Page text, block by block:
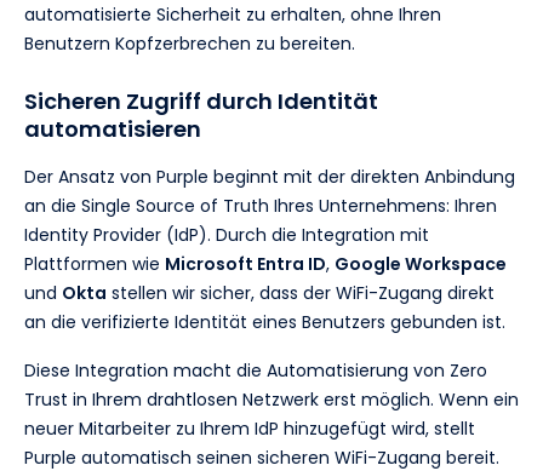
automatisierte Sicherheit zu erhalten, ohne Ihren
Benutzern Kopfzerbrechen zu bereiten.
Sicheren Zugriff durch Identität
automatisieren
Der Ansatz von Purple beginnt mit der direkten Anbindung
an die Single Source of Truth Ihres Unternehmens: Ihren
Identity Provider (IdP). Durch die Integration mit
Plattformen wie Microsoft Entra ID, Google Workspace
und Okta stellen wir sicher, dass der WiFi-Zugang direkt
an die verifizierte Identität eines Benutzers gebunden ist.
Diese Integration macht die Automatisierung von Zero
Trust in Ihrem drahtlosen Netzwerk erst möglich. Wenn ein
neuer Mitarbeiter zu Ihrem IdP hinzugefügt wird, stellt
Purple automatisch seinen sicheren WiFi-Zugang bereit.